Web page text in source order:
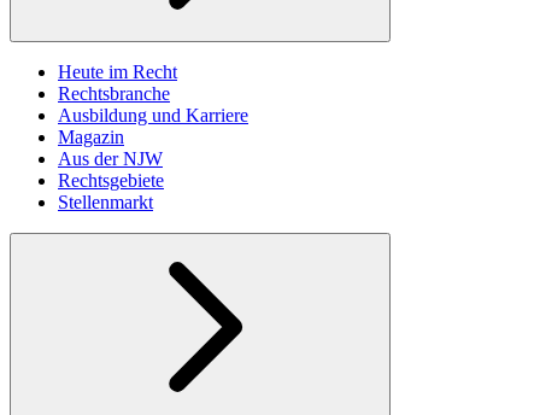
Heute im Recht
Rechtsbranche
Ausbildung und Karriere
Magazin
Aus der NJW
Rechtsgebiete
Stellenmarkt